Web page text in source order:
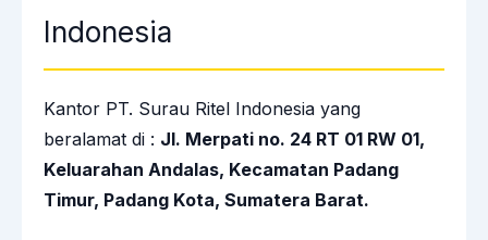
Indonesia
Kantor PT. Surau Ritel Indonesia yang
beralamat di : Jl. Merpati no. 24 RT 01 RW 01,
Keluarahan Andalas, Kecamatan Padang
Timur, Padang Kota, Sumatera Barat.